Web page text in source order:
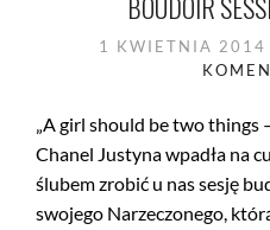
1 KWIETNIA 2014
„A girl should be two things
Chanel Justyna wpadła na
ślubem zrobić u nas sesję
swojego Narzeczonego,